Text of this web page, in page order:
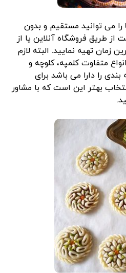
را می توانید مستقیم و بدون
طریق فروشگاه آنلاین یا از
زمان تهیه نمایید. البته لازم
متفاوت کلمپه، کلوچه و
را دارا می باشد برای
بهتر این است که با مشاور